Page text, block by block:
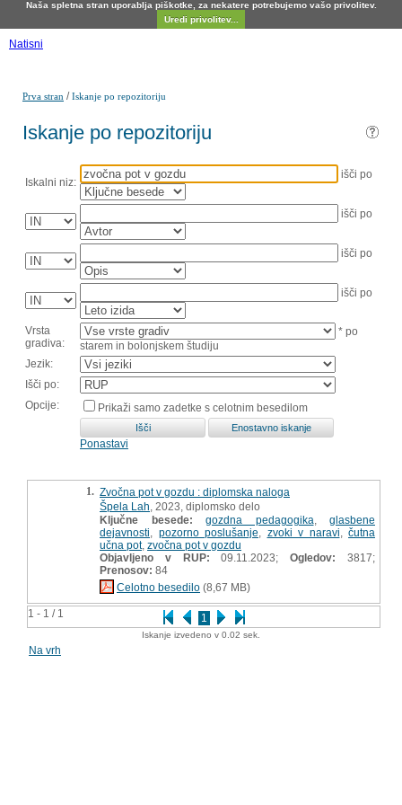
Naša spletna stran uporablja piškotke, za nekatere potrebujemo vašo privolitev.
Uredi privolitev...
Natisni
Prva stran /Iskanje po repozitoriju
Iskanje po repozitoriju
Iskalni niz:
išči po
išči po
išči po
išči po
Vrsta
gradiva:
* po
starem in bolonjskem študiju
Jezik:
Išči po:
Opcije:
Prikaži samo zadetke s celotnim besedilom
Ponastavi
1 - 1 / 1 1
1. Zvočna pot v gozdu : diplomska naloga
Špela Lah , 2023, diplomsko delo
Ključne besede:
gozdna pedagogika
glasbene
dejavnosti
pozorno poslušanje zvoki v naravi
čutna
učna pot, zvočna pot v gozdu
Objavljeno v RUP: 09.11.2023;Ogledov: 3817;
Prenosov: 84
Celotno besedilo (8,67 MB)
Iskanje izvedeno v 0.02 sek.
Na vrh